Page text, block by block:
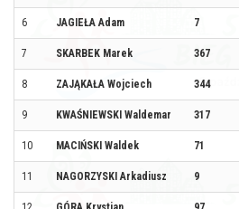
6 JAGIEŁA Adam 7
7 SKARBEK Marek 367
8 ZAJĄKAŁA Wojciech 344
9 KWAŚNIEWSKI Waldemar 317
10 MACIŃSKI Waldek 71
11 NAGORZYSKI Arkadiusz 9